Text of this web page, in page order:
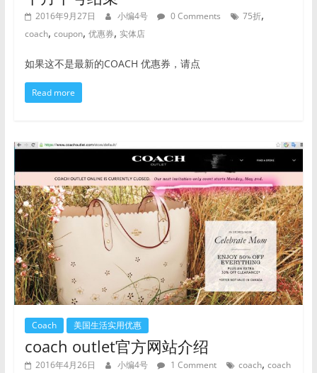
2016年9月27日 小编4号 0 Comments 75折,
coach, coupon, 优惠券, 实体店
如果这不是最新的COACH 优惠券，请点
Read more
Coach 美国生活实用优惠
coach outlet官方网站介绍
2016年4月26日 小编4号 1 Comment coach, coach